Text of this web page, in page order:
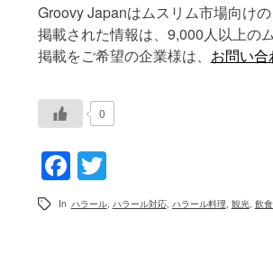
Groovy Japanはムスリム市場向け
掲載された情報は、9,000人以上の
掲載をご希望の企業様は、 お問い合
0
Facebook
Twitter
In ハラール, ハラール対応, ハラール料理 観光, 飲